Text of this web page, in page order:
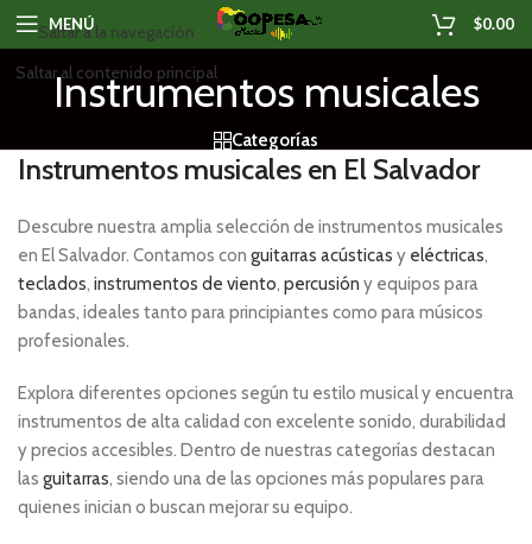
Saltar a la navegación
Saltar al contenido principal
MENÚ $0.00
Instrumentos musicales
Categorías
Instrumentos musicales en El Salvador
Descubre nuestra amplia selección de instrumentos musicales
en El Salvador. Contamos con guitarras acústicas y eléctricas,
teclados, instrumentos de viento, percusión y equipos para
bandas, ideales tanto para principiantes como para músicos
profesionales.
Explora diferentes opciones según tu estilo musical y encuentra
instrumentos de alta calidad con excelente sonido, durabilidad
y precios accesibles. Dentro de nuestras categorías destacan
las guitarras, siendo una de las opciones más populares para
quienes inician o buscan mejorar su equipo.